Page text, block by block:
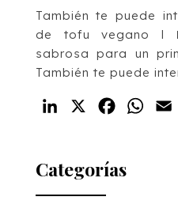
También te puede
de tofu vegano l
sabrosa para un
También te puede
LinkedIn Facebook
Categorías